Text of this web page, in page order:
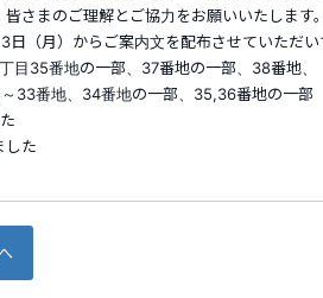
さまのご理解とご協力をお願いいたします。
（月）からご案内文を配布させていただい
目35番地の一部、37番地の一部、38番地、
、34番地の一部、35,36番地の一部
した